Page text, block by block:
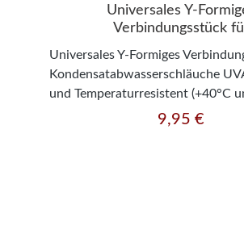
Universales Y-
Verbindungsstück
Universales Y-Formiges
Kondensatabwasserschläuche
und Temperaturresistent (+40°C
Passend zu Schläuchen mit 16/
Regulärer Preis:
9,95 €